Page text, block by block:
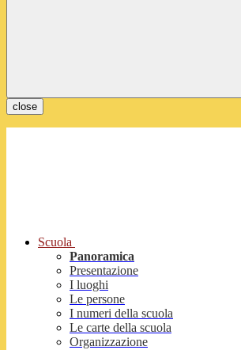
close
Scuola
Panoramica
Presentazione
I luoghi
Le persone
I numeri della scuola
Le carte della scuola
Organizzazione